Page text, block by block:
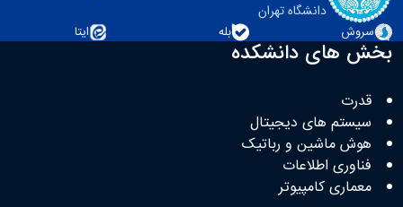
دانشگاه تهران
سروش
بله ایتا
بخش های دانشکده
قدرت
سیستم های دیجیتال
هوش ماشین و رباتیک
فناوری اطلاعات
معماری کامپیوتر